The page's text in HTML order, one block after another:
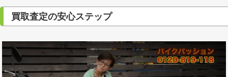
買取査定の安心ステップ